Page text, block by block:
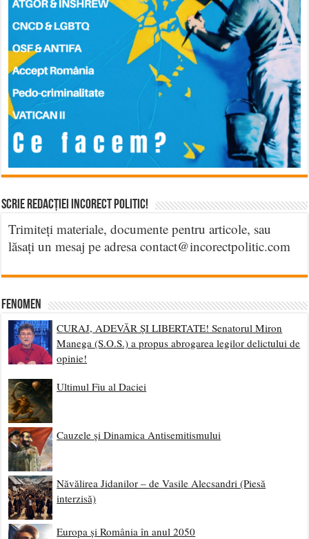
Scrie Redacției Incorect Politic!
Trimiteți materiale, documente pentru articole, sau
lăsați un mesaj pe adresa contact@incorectpolitic.com
Fenomen
CURAJ, ADEVĂR ȘI LIBERTATE! Senatorul Miron
Manega (S.O.S.) a propus abrogarea legilor delictului de
opinie!
Ultimul Fiu al Daciei
Cauzele și Dinamica Antisemitismului
Năvălirea Jidanilor – de Vasile Alecsandri (Piesă
interzisă)
Europa și România în anul 2050